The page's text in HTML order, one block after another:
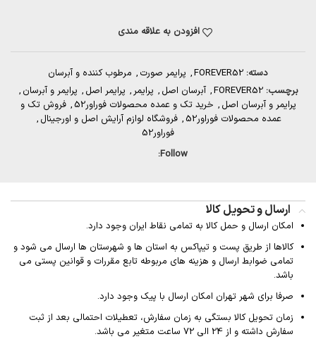
افزودن به علاقه مندی
دسته: FOREVER52
, پرایمر صورت , مرطوب کننده و آبرسان
برچسب: FOREVER52
, آبرسان اصل , پرایمر , پرایمر اصل , پرایمر و آبرسان ,
پرایمر و آبرسان اصل , خرید تک و عمده محصولات فوراور52 , فروش تک و
عمده محصولات فوراور52
, فروشگاه لوازم آرایش اصل و اورجینال ,
فوراور52
Follow:
ارسال و تحویل کالا
امکان ارسال و حمل کالا به تمامی نقاط ایران وجود دارد.
کالاها از طریق پست و تیپاکس به استان ها و شهرستان ها ارسال می شود و
تمامی ضوابط ارسال و هزینه های مربوطه تابع مقررات و قوانین پستی می
باشد.
صرفا برای شهر تهران امکان ارسال با پیک وجود دارد.
زمان تحویل کالا بستگی به زمان سفارش، تعطیلات احتمالی بعد از ثبت
سفارش داشته و از 24 الی 72 ساعت متغیر می باشد.